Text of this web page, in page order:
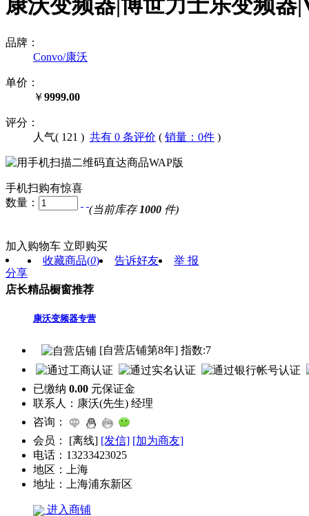
品牌：
Convo/康沃
单价：
￥9999.00
评分：
人气( 121 ) 共有 0 条评价 ( 销量：0件 )
手机扫购有惊喜
数量：
(当前库存 1000 件)
加入购物车 立即购买
分享
收藏商品(0) 告诉好友 举 报
店长精品橱窗推荐
康沃变频器专营
[自营店铺第8年] 指数:7
已缴纳 0.00 元保证金
联系人： 康沃(先生) 经理
咨询：
会员：
[离线] [发信] [加为商友]
电话： 13233423025
地区：
上海
地址：
上海浦东新区
进入商铺